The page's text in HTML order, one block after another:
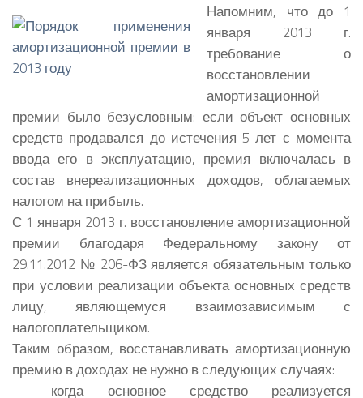
Напомним, что до 1
января 2013 г.
требование о
восстановлении
амортизационной
премии было безусловным: если объект основных
средств продавался до истечения 5 лет с момента
ввода его в эксплуатацию, премия включалась в
состав внереализационных доходов, облагаемых
налогом на прибыль.
С 1 января 2013 г. восстановление амортизационной
премии благодаря Федеральному закону от
29.11.2012 № 206-ФЗ является обязательным только
при условии реализации объекта основных средств
лицу, являющемуся взаимозависимым с
налогоплательщиком.
Таким образом, восстанавливать амортизационную
премию в доходах не нужно в следующих случаях:
— когда основное средство реализуется